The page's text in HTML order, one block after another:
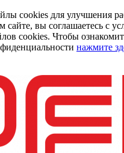
cookies для улучшения
сайте, вы соглашаетесь с
cookies. Чтобы
нажмите